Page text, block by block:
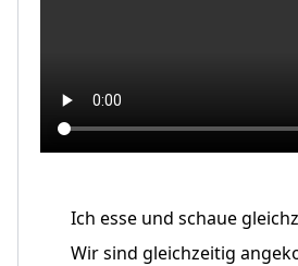
Ich esse und schaue
Wir sind gleichzeitig